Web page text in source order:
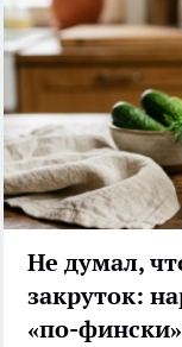
Не думал,
закруток:
«по-